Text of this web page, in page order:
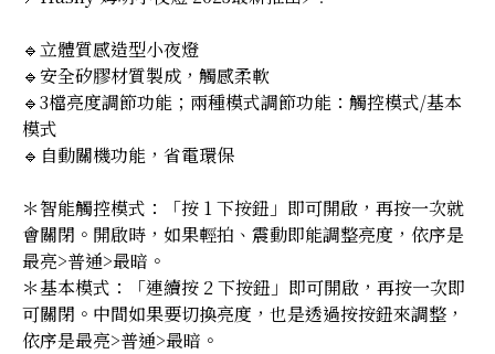
🔹立體質感造型小夜燈
🔹安全矽膠材質製成，觸感柔軟
🔹3檔亮度調節功能；兩種模式調節功能：觸控模式/基本
模式
🔹自動關機功能，省電環保
＊智能觸控模式：「按 1 下按鈕」即可開啟，再按一次就
會關閉。開啟時，如果輕拍、震動即能調整亮度，依序是
最亮>普通>最暗。
＊基本模式：「連續按 2 下按鈕」即可開啟，再按一次即
可關閉。中間如果要切換亮度，也是透過按按鈕來調整，
依序是最亮>普通>最暗。